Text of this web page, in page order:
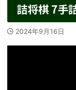
詰将棋 7手
2024年9月16日